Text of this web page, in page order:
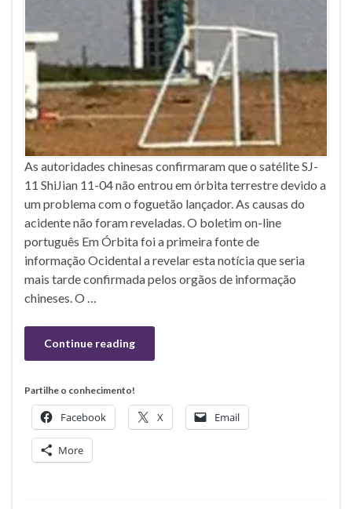
As autoridades chinesas confirmaram que o satélite SJ-
11 ShiJian 11-04 não entrou em órbita terrestre devido a
um problema com o foguetão lançador. As causas do
acidente não foram reveladas. O boletim on-line
português Em Órbita foi a primeira fonte de
informação Ocidental a revelar esta notícia que seria
mais tarde confirmada pelos orgãos de informação
chineses. O …
Continue reading
Partilhe o conhecimento!
Facebook X Email
More